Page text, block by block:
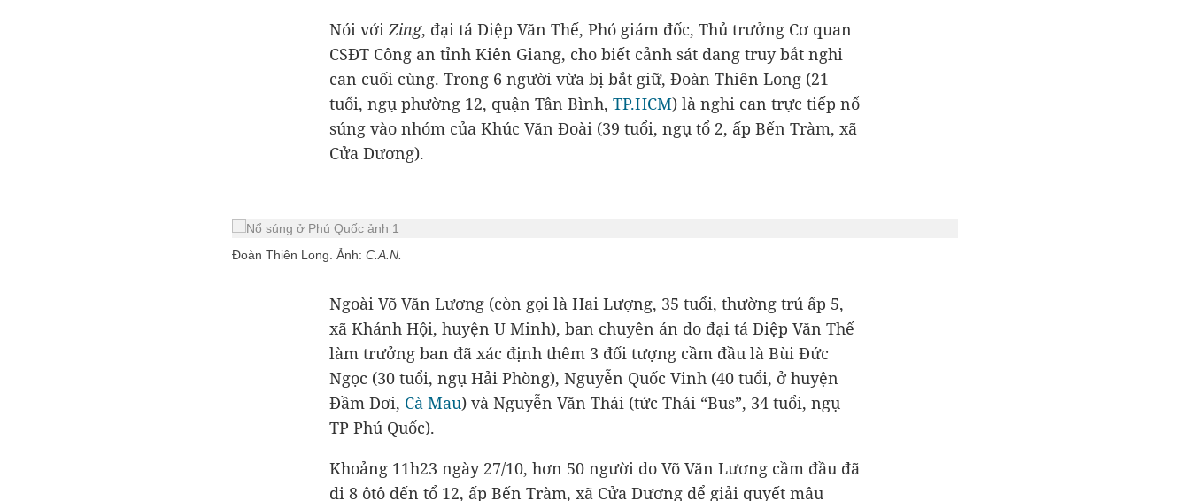
Nói vớiZing, đại tá Diệp Văn Thế, Phó giám đốc, Thủ trưởng Cơ quan
CSĐT Công an tỉnh Kiên Giang, cho biết cảnh sát đang truy bắt nghi
can cuối cùng. Trong 6 người vừa bị bắt giữ, Đoàn Thiên Long (21
tuổi, ngụ phường 12, quận Tân Bình, TP.HCM) là nghi can trực tiếp nổ
súng vào nhóm của Khúc Văn Đoài (39 tuổi, ngụ tổ 2, ấp Bến Tràm, xã
Cửa Dương).
Đoàn Thiên Long. Ảnh: C.A.N.
Ngoài Võ Văn Lương (còn gọi là Hai Lượng, 35 tuổi, thường trú ấp 5,
xã Khánh Hội, huyện U Minh), ban chuyên án do đại tá Diệp Văn Thế
làm trưởng ban đã xác định thêm 3 đối tượng cầm đầu là Bùi Đức
Ngọc (30 tuổi, ngụ Hải Phòng), Nguyễn Quốc Vinh (40 tuổi, ở huyện
Đầm Dơi, Cà Mau) và Nguyễn Văn Thái (tức Thái “Bus”, 34 tuổi, ngụ
TP Phú Quốc).
Khoảng 11h23 ngày 27/10, hơn 50 người do Võ Văn Lương cầm đầu đã
đi 8 ôtô đến tổ 12, ấp Bến Tràm, xã Cửa Dương để giải quyết mâu